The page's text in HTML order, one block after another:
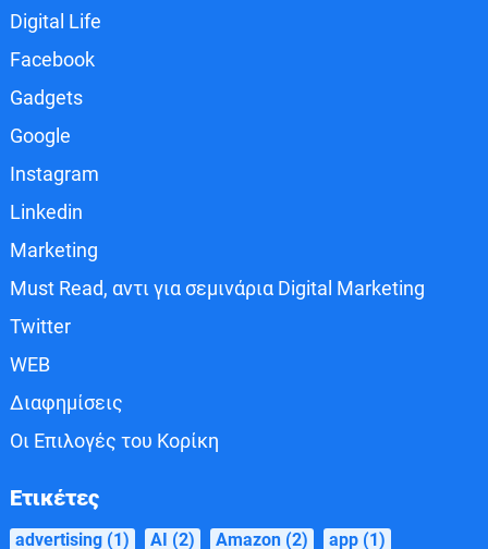
Digital Life
Facebook
Gadgets
Google
Instagram
Linkedin
Marketing
Must Read, αντι για σεμινάρια Digital Marketing
Twitter
WEB
Διαφημίσεις
Οι Επιλογές του Κορίκη
Ετικέτες
advertising (1) AI (2) Amazon (2) app (1)